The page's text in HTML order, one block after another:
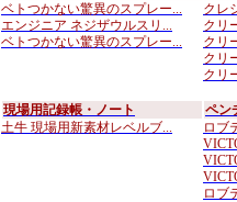
ベトつかない驚異のスプレー...
エンジニア ネジザウルスリ...
ベトつかない驚異のスプレー...
クレ
クリ
クリ
クリ
クリ
現場用記録帳・ノート
土牛 現場用新素材レベルブ...
ペン
ロブ
ロブ